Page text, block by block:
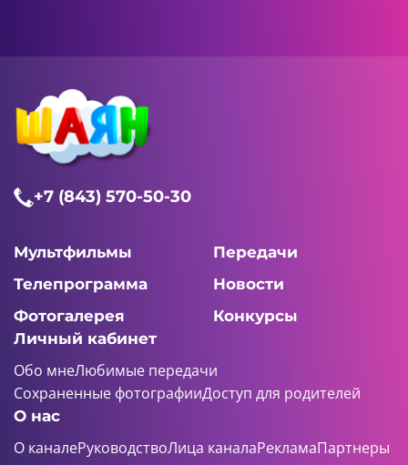
+7 (843) 570-50-30
Мультфильмы
Передачи
Телепрограмма
Новости
Фотогалерея
Конкурсы
Личный кабинет
Обо мнеЛюбимые передачи
Сохраненные фотографииДоступ для родителей
О нас
О каналеРуководствоЛица каналаРекламаПартнеры